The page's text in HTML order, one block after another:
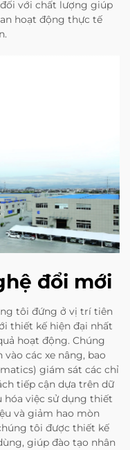
với chất lượng giúp
hoạt động thực tế
đổi mới
tôi đứng ở vị trí tiên
thiết kế hiện đại nhất
hoạt động. Chúng
các xe nâng, bao
giám sát các chỉ
tiếp cận dựa trên dữ
hóa việc sử dụng thiết
và giảm hao mòn
tôi được thiết kế
giúp đào tạo nhân